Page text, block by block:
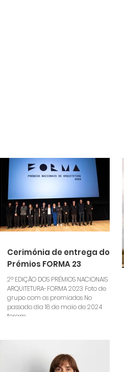
Cerimónia de entrega dos
Prémios FORMA 23
2ª EDIÇÃO DOS PRÉMIOS NACIONAIS DE
ARQUITETURA-FORMA 2023 Foto de
grupo com os premiados No
passado dia 18 de maio de 2024
foram...